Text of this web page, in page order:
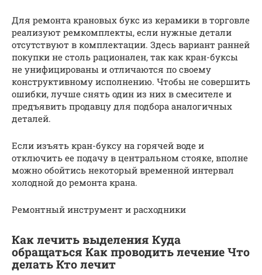
Для ремонта крановых букс из керамики в торговле
реализуют ремкомплекты, если нужные детали
отсутствуют в комплектации. Здесь вариант ранней
покупки не столь рационален, так как кран-буксы
не унифицированы и отличаются по своему
конструктивному исполнению. Чтобы не совершить
ошибки, лучше снять один из них в смесителе и
предъявить продавцу для подбора аналогичных
деталей.
Если изъять кран-буксу на горячей воде и
отключить ее подачу в центральном стояке, вполне
можно обойтись некоторый временной интервал
холодной до ремонта крана.
Ремонтный инструмент и расходники
Как лечить выделения Куда
обращаться Как проводить лечение Что
делать Кто лечит